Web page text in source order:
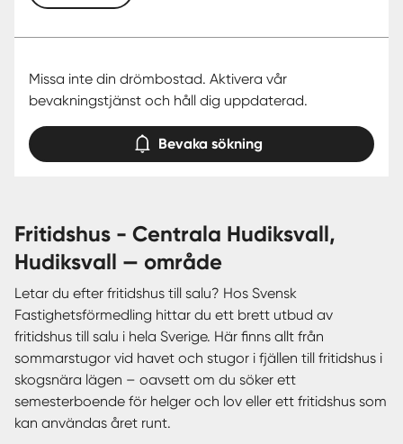
Missa inte din drömbostad. Aktivera vår
bevakningstjänst och håll dig uppdaterad.
Bevaka sökning
fritidshus - Centrala Hudiksvall,
Hudiksvall — område
Letar du efter fritidshus till salu? Hos Svensk
Fastighetsförmedling hittar du ett brett utbud av
fritidshus till salu i hela Sverige. Här finns allt från
sommarstugor vid havet och stugor i fjällen till fritidshus i
skogsnära lägen – oavsett om du söker ett
semesterboende för helger och lov eller ett fritidshus som
kan användas året runt.